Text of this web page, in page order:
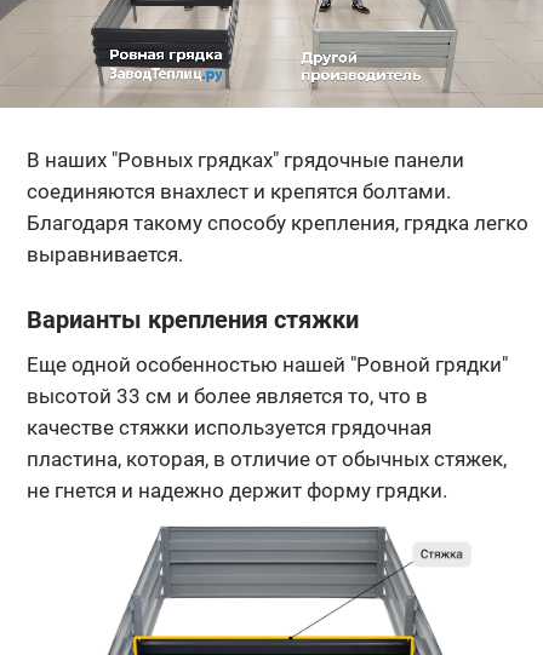
В наших "Ровных грядках" грядочные панели
соединяются внахлест и крепятся болтами.
Благодаря такому способу крепления, грядка легко
выравнивается.
Варианты крепления стяжки
Еще одной особенностью нашей "Ровной грядки"
высотой 33 см и более является то, что в
качестве стяжки используется грядочная
пластина, которая, в отличие от обычных стяжек,
не гнется и надежно держит форму грядки.